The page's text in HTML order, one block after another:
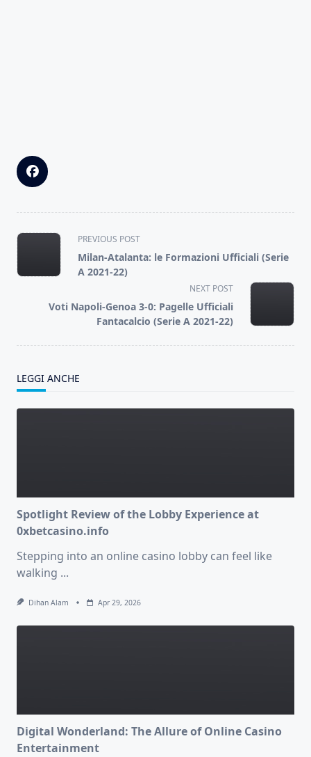
<span
class="nav-
subtitle
reader-
text">Page</span>
PREVIOUS POST
Milan-Atalanta: le Formazioni Ufficiali (Serie
A 2021-22)
NEXT POST
Voti Napoli-Genoa 3-0: Pagelle Ufficiali
Fantacalcio (Serie A 2021-22)
LEGGI ANCHE
Spotlight Review of the Lobby Experience at
0xbetcasino.info
Stepping into an online casino lobby can feel like
walking ...
Dihan Alam Apr 29, 2026
Digital Wonderland: The Allure of Online Casino
Entertainment